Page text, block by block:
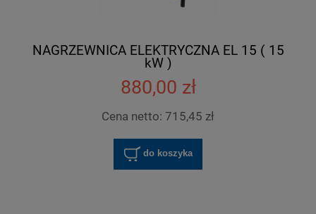
NAGRZEWNICA ELEKTRYCZNA EL 15 ( 15
kW )
880,00 zł
Cena netto: 715,45 zł
do koszyka